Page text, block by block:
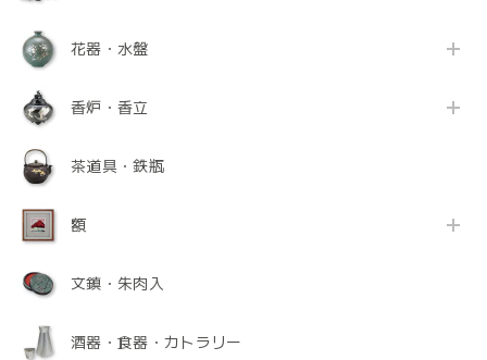
花器・水盤
香炉・香立
茶道具・鉄瓶
額
文鎮・朱肉入
酒器・食器・カトラリー